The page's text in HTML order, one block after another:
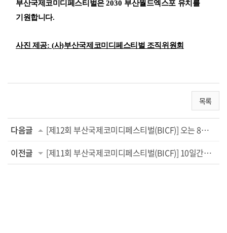
부산국제코미디페스티벌은2030 부산월드엑스포 유치를
기원합니다.
사진 제공: (사)부산국제코미디페스티벌 조직위원회
목록
다음글
[제12회 부산국제코미디페스티벌(BICF)] 오는 8월 23일 대한민국 전역을 웃음으로 물들일 ...
이전글
[제11회 부산국제코미디페스티벌(BICF)] 10일간의 대장정 마무리! 폐막식 with ‘2023 개그콘서...